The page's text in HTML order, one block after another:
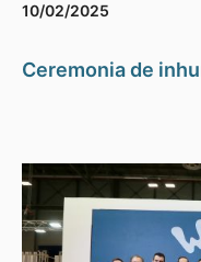
10/02/2025
Ceremonia de